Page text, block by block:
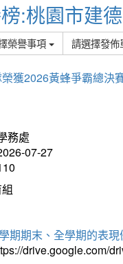
:桃園市建
榮譽事項 請選擇發佈
獲2026黃蜂爭霸總決
務處
07-27
期期末、全學期的表現
drive.google.com/